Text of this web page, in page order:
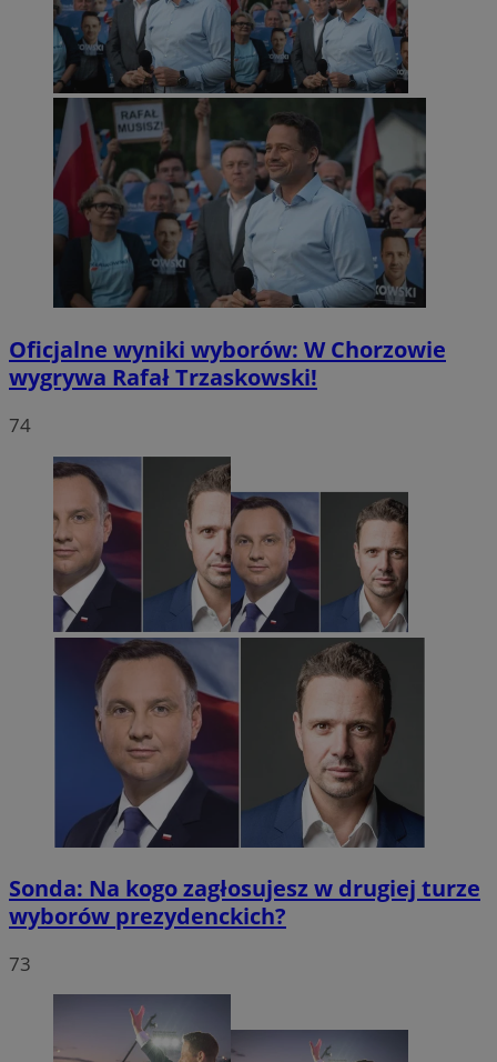
Oficjalne wyniki wyborów: W Chorzowie
wygrywa Rafał Trzaskowski!
74
Sonda: Na kogo zagłosujesz w drugiej turze
wyborów prezydenckich?
73